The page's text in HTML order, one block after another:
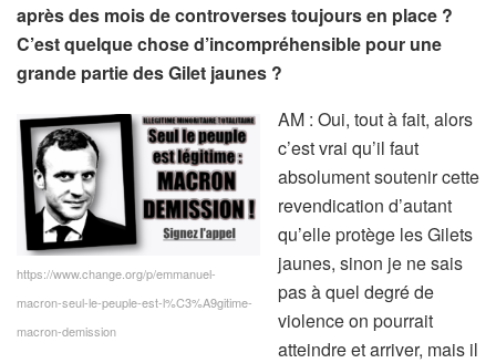
après des mois de controverses toujours en place ?
C’est quelque chose d’incompréhensible pour une
grande partie des Gilet jaunes ?
https://www.change.org/p/emmanuel-
macron-seul-le-peuple-est-l%C3%A9gitime-
macron-demission
AM : Oui, tout à fait, alors
c’est vrai qu’il faut
absolument soutenir cette
revendication d’autant
qu’elle protège les Gilets
jaunes, sinon je ne sais
pas à quel degré de
violence on pourrait
atteindre et arriver, mais il